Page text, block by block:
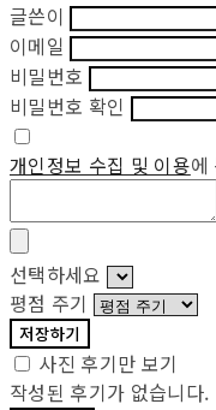
글쓴이
이메일
비밀번호
비밀번호 확인
개인정보 수집 및 이용에
선택하세요
평점 주기
저장하기
사진 후기만 보기
작성된 후기가 없습니다.